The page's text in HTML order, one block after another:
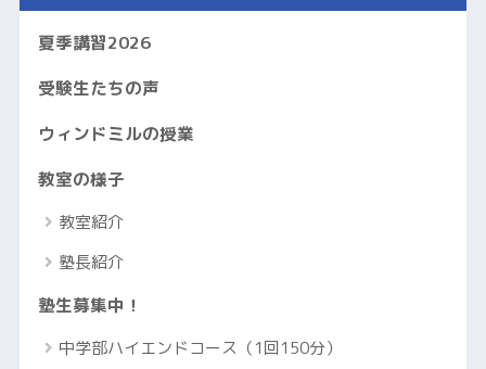
夏季講習2026
受験生たちの声
ウィンドミルの授業
教室の様子
教室紹介
塾長紹介
塾生募集中！
中学部ハイエンドコース（1回150分）